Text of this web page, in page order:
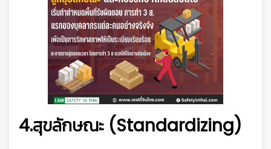
4.สุขลักษณะ (Standardizing)